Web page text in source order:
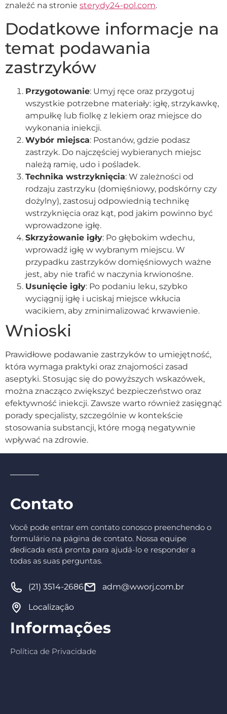
znaleźć na stronie sterydy24-pol.com.
Dodatkowe informacje na
temat podawania
zastrzyków
Przygotowanie: Umyj ręce oraz przygotuj
wszystkie potrzebne materiały: igłę, strzykawkę,
ampułkę lub fiolkę z lekiem oraz miejsce do
wykonania iniekcji.
Wybór miejsca: Postanów, gdzie podasz
zastrzyk. Do najczęściej wybieranych miejsc
należą ramię, udo i pośladek.
Technika wstrzyknięcia: W zależności od
rodzaju zastrzyku (domięśniowy, podskórny czy
dożylny), zastosuj odpowiednią technikę
wstrzyknięcia oraz kąt, pod jakim powinno być
wprowadzone igłę.
Skrzyżowanie igły: Po głębokim wdechu,
wprowadź igłę w wybranym miejscu. W
przypadku zastrzyków domięśniowych ważne
jest, aby nie trafić w naczynia krwionośne.
Usunięcie igły: Po podaniu leku, szybko
wyciągnij igłę i uciskaj miejsce wkłucia
wacikiem, aby zminimalizować krwawienie.
Wnioski
Prawidłowe podawanie zastrzyków to umiejętność,
która wymaga praktyki oraz znajomości zasad
aseptyki. Stosując się do powyższych wskazówek,
można znacząco zwiększyć bezpieczeństwo oraz
efektywność iniekcji. Zawsze warto również zasięgnąć
porady specjalisty, szczególnie w kontekście
stosowania substancji, które mogą negatywnie
wpływać na zdrowie.
Contato
Você pode entrar em contato conosco preenchendo o
formulário na página de contato. Nossa equipe
dedicada está pronta para ajudá-lo e responder a
todas as suas perguntas.
(21) 3514-2686 adm@wworj.com.br
Localização
Informações
Política de Privacidade